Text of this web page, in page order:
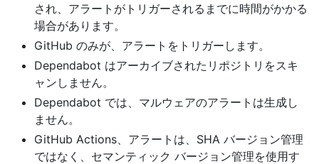
され、アラートがトリガーされるまでに時間がかかる
場合があります。
GitHub のみが、アラートをトリガーします。
Dependabot はアーカイブされたリポジトリをスキ
ャンしません。
Dependabot では、マルウェアのアラートは生成し
ません。
GitHub Actions、アラートは、SHA バージョン管理
ではなく、セマンティック バージョン管理を使用す